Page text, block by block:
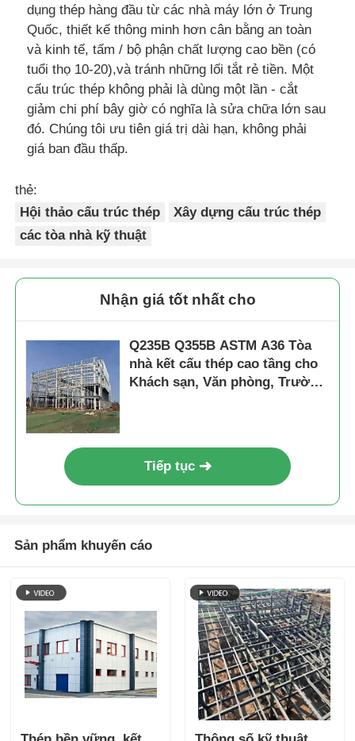
dụng thép hàng đầu từ các nhà máy lớn ở Trung
Quốc, thiết kế thông minh hơn cân bằng an toàn
và kinh tế, tấm / bộ phận chất lượng cao bền (có
tuổi thọ 10-20),và tránh những lối tắt rẻ tiền. Một
cấu trúc thép không phải là dùng một lần - cắt
giảm chi phí bây giờ có nghĩa là sửa chữa lớn sau
đó. Chúng tôi ưu tiên giá trị dài hạn, không phải
giá ban đầu thấp.
thẻ:
Hội thảo cấu trúc thép
Xây dựng cấu trúc thép
các tòa nhà kỹ thuật
Nhận giá tốt nhất cho
Q235B Q355B ASTM A36 Tòa
nhà kết cấu thép cao tầng cho
Khách sạn, Văn phòng, Trường
Tiếp tục
Sản phẩm khuyến cáo